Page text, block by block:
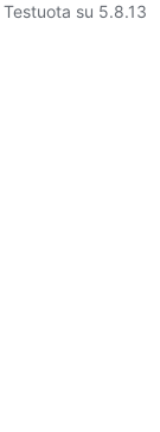
Testuota su 5.8.13